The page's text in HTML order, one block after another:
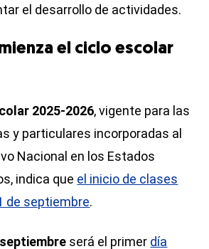
el desarrollo de actividades.
el ciclo escolar
2025-2026, vigente para las
y particulares incorporadas al
Nacional en los Estados
indica que el inicio de clases
de septiembre.
será el primer día